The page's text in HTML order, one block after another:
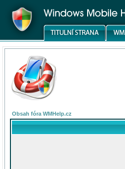
Obsah fóra WMHelp.cz